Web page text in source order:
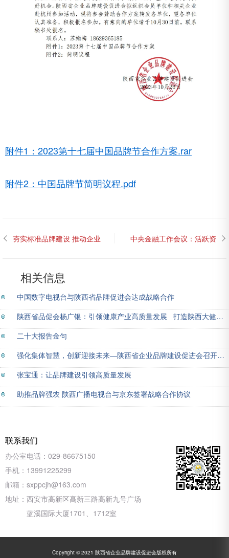
附件1：2023第十七届中国品牌节合作方案.rar
附件2：中国品牌节简明议程.pdf
夯实标准品牌建设 推动企业
中央金融工作会议：活跃资
相关信息
中国数字电视台与陕西省品牌促进会达成战略合作
陕西省品促会杨广银：引领健康产业高质量发展 打造陕西大健康知名品牌
二十大报告金句
强化集体智慧，创新迎接未来—陕西省企业品牌建设促进会召开会长办公扩大会
张宝通：让品牌建设引领高质量发展
助推品牌强农 陕西广播电视台与京东签署战略合作协议
联系我们
办公室电话： 029-86675150
手机： 13991225299
邮箱： sxppcjh@163.com
地址： 西安市高新区髙新三路髙新九号广场
蓝溪国际大厦1701、1712室
Copyright © 2021 陕西省企业品牌建设促进会版权所有